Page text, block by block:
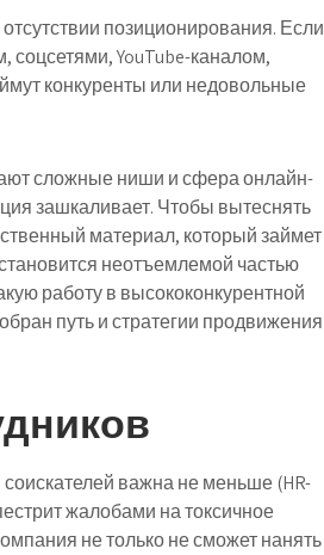
позиционирования. Если
YouTube-каналом,
конкуренты или недовольные
сложные ниши и сфера онлайн-
зашкаливает. Чтобы вытеснять
материал, который займет
неотъемлемой частью
работу в высококонкурентной
путь и стратегии продвижения
важна не меньше (HR-
жалобами на токсичное
не только не сможет нанять